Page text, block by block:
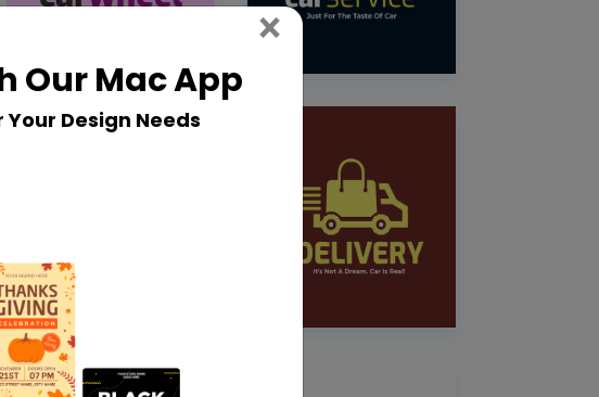
Our Mac App
Design Needs
× Close